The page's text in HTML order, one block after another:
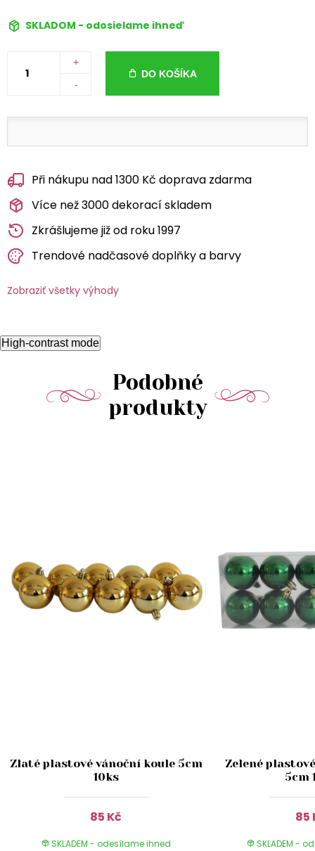
SKLADOM - odosielame ihneď
+
-
DO KOŠÍKA
Při nákupu nad 1300 Kč doprava zdarma
Více než 3000 dekorací skladem
Zkrášlujeme již od roku 1997
Trendové nadčasové doplňky a barvy
Zobraziť všetky výhody
High-contrast mode
Podobné
produkty
Zlaté plastové vánoční koule 5cm
10ks
85 Kč
SKLADEM - odesílame ihned
Zelené
5cm
85
SKLADEM -